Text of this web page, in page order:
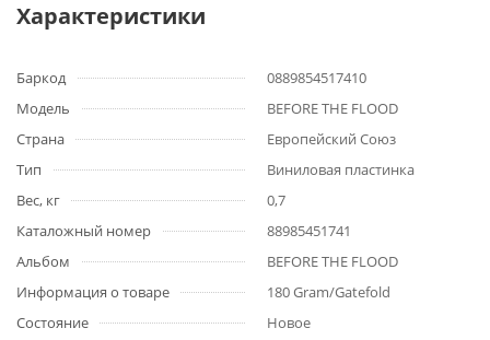
Характеристики
Баркод
0889854517410
Модель
BEFORE THE FLOOD
Страна
Европейский Союз
Тип
Виниловая пластинка
Вес, кг
0,7
Каталожный номер
88985451741
Альбом
BEFORE THE FLOOD
Информация о товаре
180 Gram/Gatefold
Состояние
Новое